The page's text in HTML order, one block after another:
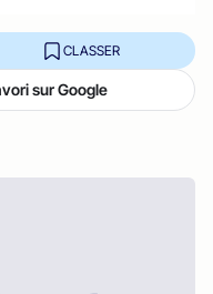
CLASSER
sur Google